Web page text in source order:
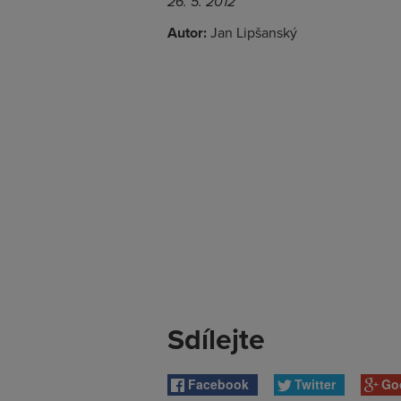
Autor: Jan Lipšanský
Sdílejte
Facebook Twitter